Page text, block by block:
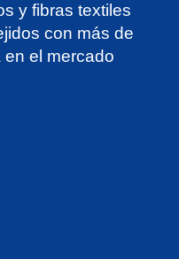
y fibras textiles
con más de
el mercado